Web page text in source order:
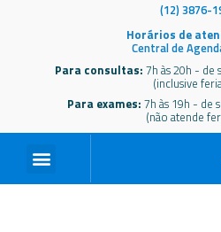
(12) 3876-
Horários de
Central de
Para consultas: 7h às 20h - de
(inclusive
Para exames: 7h às 19h - de
(não atende